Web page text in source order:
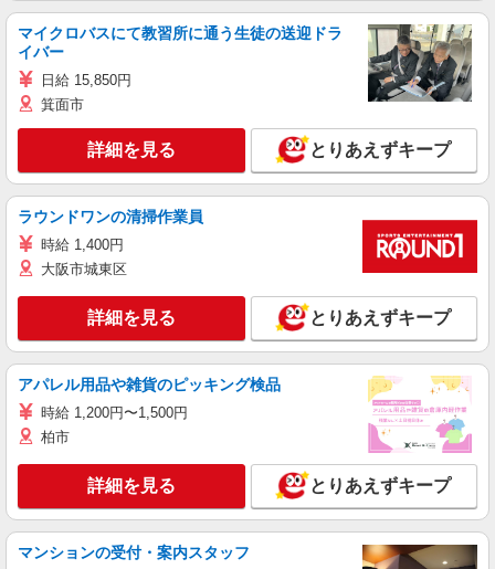
マイクロバスにて教習所に通う生徒の送迎ドラ
イバー
日給 15,850円
箕面市
詳細を見る とりあえずキープ
ラウンドワンの清掃作業員
時給 1,400円
大阪市城東区
詳細を見る とりあえずキープ
アパレル用品や雑貨のピッキング検品
時給 1,200円〜1,500円
柏市
詳細を見る とりあえずキープ
マンションの受付・案内スタッフ